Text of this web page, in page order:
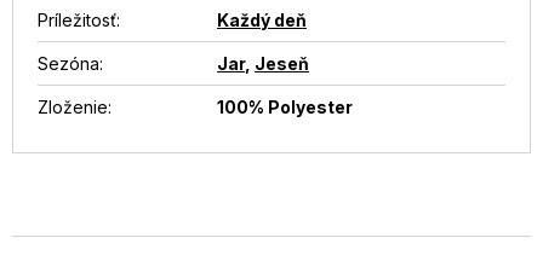
Príležitosť: Každý deň
Sezóna: Jar, Jeseň
Zloženie: 100% Polyester